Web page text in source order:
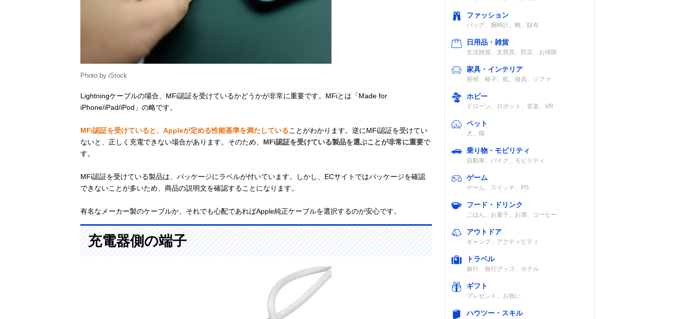
Photo by iStock
Lightningケーブルの場合、MFi認証を受けているかどうかが非常に重要です。MFiとは「Made for
iPhone/iPad/iPod」の略です。
MFi認証を受けていると、Appleが定める性能基準を満たしていることがわかります。逆にMFi認証を受けてい
ないと、正しく充電できない場合があります。そのため、 MFi認証を受けている製品を選ぶことが非常に重要で
す。
MFi認証を受けている製品は、パッケージにラベルが付いています。しかし、ECサイトではパッケージを確認
できないことが多いため、商品の説明文を確認することになります。
有名なメーカー製のケーブルか、それでも心配であればApple純正ケーブルを選択するのが安心です。
充電器側の端子
ファッション
バッグ、腕時計、靴、財布
日用品・雑貨
生活雑貨、文房具、防災、お掃除
家具・インテリア
照明、椅子、机、寝具、ソファ
ホビー
ドローン、ロボット、音楽、VR
ペット
犬、猫
乗り物・モビリティ
自動車、バイク、モビリティ
ゲーム
ゲーム、スイッチ、PS
フード・ドリンク
ごはん、お菓子、お酒、コーヒー
アウトドア
キャンプ、アクティビティ
トラベル
旅行、旅行グッズ、ホテル
ギフト
プレゼント、お祝い
ハウツー・スキル